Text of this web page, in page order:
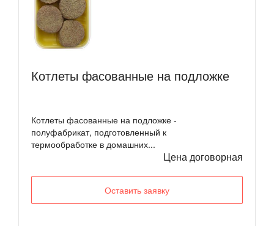
Котлеты фасованные на подложке
Котлеты фасованные на подложке -
полуфабрикат, подготовленный к
термообработке в домашних...
Цена договорная
Оставить заявку